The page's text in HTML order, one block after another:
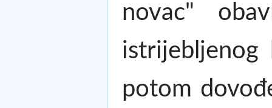
novac"
potom